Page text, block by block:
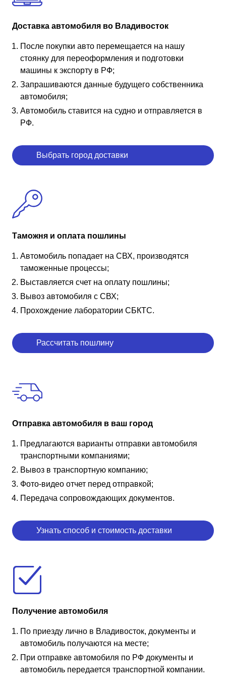
Доставка автомобиля во Владивосток
После покупки авто перемещается на нашу
стоянку для переоформления и подготовки
машины к экспорту в РФ;
Запрашиваются данные будущего собственника
автомобиля;
Автомобиль ставится на судно и отправляется в
РФ.
Выбрать город доставки
Таможня и оплата пошлины
Автомобиль попадает на СВХ, производятся
таможенные процессы;
Выставляется счет на оплату пошлины;
Вывоз автомобиля с СВХ;
Прохождение лаборатории СБКТС.
Рассчитать пошлину
Отправка автомобиля в ваш город
Предлагаются варианты отправки автомобиля
транспортными компаниями;
Вывоз в транспортную компанию;
Фото-видео отчет перед отправкой;
Передача сопровождающих документов.
Узнать способ и стоимость доставки
Получение автомобиля
По приезду лично в Владивосток, документы и
автомобиль получаются на месте;
При отправке автомобиля по РФ документы и
автомобиль передается транспортной компании.